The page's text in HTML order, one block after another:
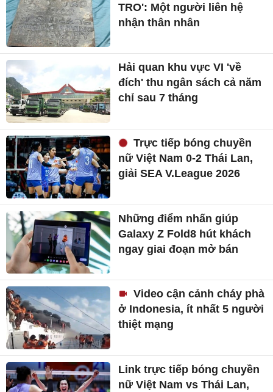
TRO': Một người liên hệ
nhận thân nhân
Hải quan khu vực VI 'về
đích' thu ngân sách cả năm
chỉ sau 7 tháng
Trực tiếp bóng chuyền
nữ Việt Nam 0-2 Thái Lan,
giải SEA V.League 2026
Những điểm nhấn giúp
Galaxy Z Fold8 hút khách
ngay giai đoạn mở bán
Video cận cảnh cháy phà
ở Indonesia, ít nhất 5 người
thiệt mạng
Link trực tiếp bóng chuyền
nữ Việt Nam vs Thái Lan,